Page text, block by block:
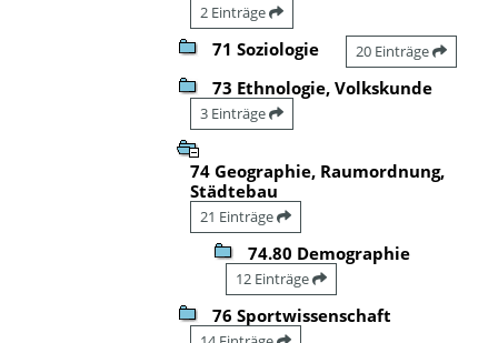
2 Einträge
71 Soziologie 20 Einträge
73 Ethnologie, Volkskunde
3 Einträge
74 Geographie, Raumordnung,
Städtebau
21 Einträge
74.80 Demographie
12 Einträge
76 Sportwissenschaft